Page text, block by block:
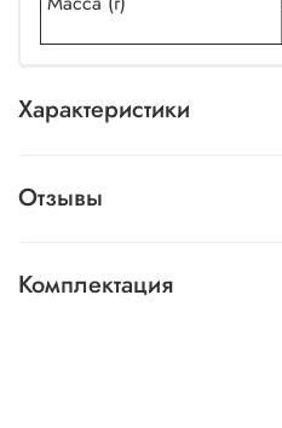
Характеристики
Отзывы
Комплектация